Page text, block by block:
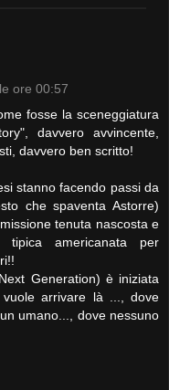
ore 00:57
fosse la sceneggiatura
davvero avvincente,
davvero ben scritto!
stanno facendo passi da
che spaventa Astorre)
tenuta nascosta e
americanata per
Generation) è iniziata
arrivare là ..., dove
umano..., dove nessuno